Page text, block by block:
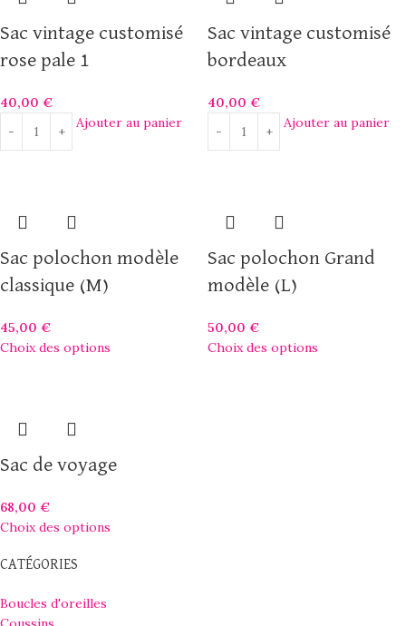
CATÉGORIES
Boucles d'oreilles
Sac vintage customisé
rose pale 1
40,00 €
Ajouter au panier
Sac vintage customisé
bordeaux
40,00 €
Ajouter au panier
Sac polochon modèle
classique (M)
45,00 €
Choix des options
Sac polochon Grand
modèle (L)
50,00 €
Choix des options
Sac de voyage
68,00 €
Choix des options